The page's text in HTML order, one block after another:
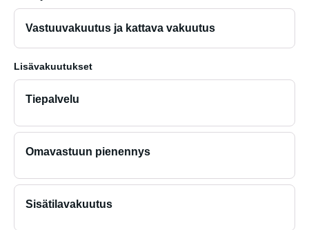
Vastuuvakuutus ja kattava vakuutus
Lisävakuutukset
Tiepalvelu
Omavastuun pienennys
Sisätilavakuutus